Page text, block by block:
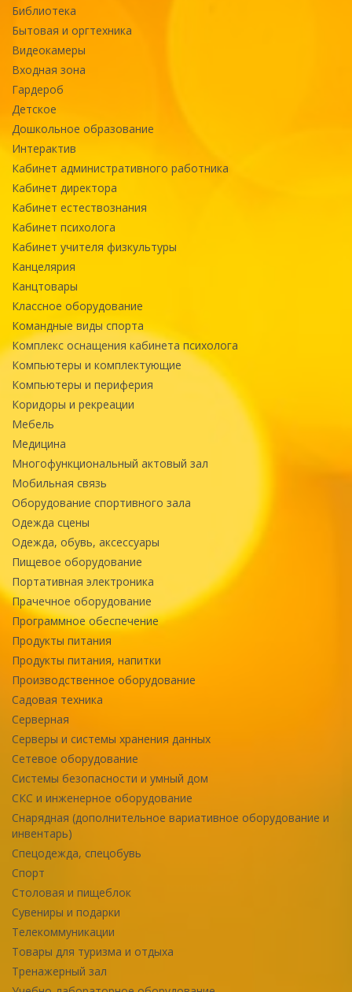
Библиотека
Бытовая и оргтехника
Видеокамеры
Входная зона
Гардероб
Детское
Дошкольное образование
Интерактив
Кабинет административного работника
Кабинет директора
Кабинет естествознания
Кабинет психолога
Кабинет учителя физкультуры
Канцелярия
Канцтовары
Классное оборудование
Командные виды спорта
Комплекс оснащения кабинета психолога
Компьютеры и комплектующие
Компьютеры и периферия
Коридоры и рекреации
Мебель
Медицина
Многофункциональный актовый зал
Мобильная связь
Оборудование спортивного зала
Одежда сцены
Одежда, обувь, аксессуары
Пищевое оборудование
Портативная электроника
Прачечное оборудование
Программное обеспечение
Продукты питания
Продукты питания, напитки
Производственное оборудование
Садовая техника
Серверная
Серверы и системы хранения данных
Сетевое оборудование
Системы безопасности и умный дом
СКС и инженерное оборудование
Снарядная (дополнительное вариативное оборудование и
инвентарь)
Спецодежда, спецобувь
Спорт
Столовая и пищеблок
Сувениры и подарки
Телекоммуникации
Товары для туризма и отдыха
Тренажерный зал